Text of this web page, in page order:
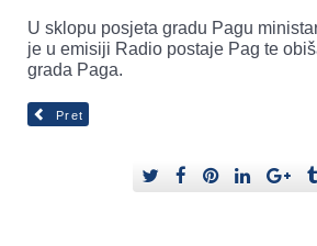
U sklopu posjeta gradu Pagu
je u emisiji Radio postaje Pag te
grada Paga.
Pret